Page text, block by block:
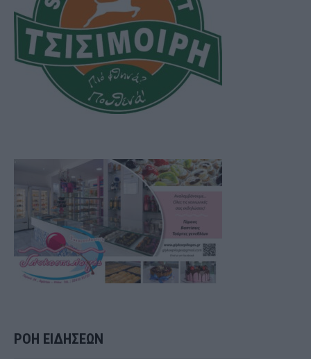
ΡΟΗ ΕΙΔΗΣΕΩΝ